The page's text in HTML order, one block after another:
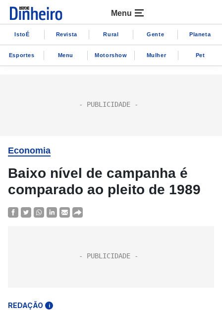
Menu
IstoÉ Revista Rural Gente Planeta
Esportes Menu Motorshow Mulher Pet
Economia
Baixo nível de campanha é
comparado ao pleito de 1989
REDAÇÃO i